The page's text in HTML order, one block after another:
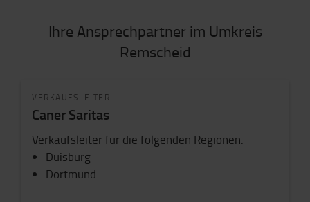
Ihre Ansprechpartner im Umkreis
Remscheid
VERKAUFSLEITER
Caner Saritas
Verkaufsleiter für die folgenden Regionen:
Duisburg
Dortmund